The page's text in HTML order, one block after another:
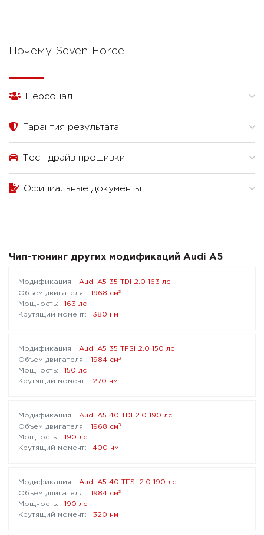
Почему Seven Force
Персонал
Гарантия результата
Тест-драйв прошивки
Официальные документы
Чип-тюнинг других модификаций Audi A5
Audi A5 35 TDI 2.0 163 лс
1968 см³
163 лс
380 нм
Audi A5 35 TFSI 2.0 150 лс
1984 см³
150 лс
270 нм
Audi A5 40 TDI 2.0 190 лс
1968 см³
190 лс
400 нм
Audi A5 40 TFSI 2.0 190 лс
1984 см³
190 лс
320 нм